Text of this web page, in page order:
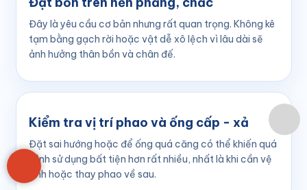
Đây là yêu cầu cơ bản nhưng rất quan trọng. Không kê
tạm bằng gạch rời hoặc vật dễ xô lệch vì lâu dài sẽ
ảnh hưởng thân bồn và chân đế.
Kiểm tra vị trí phao và ống cấp - xả
Đặt sai hướng hoặc để ống quá căng có thể khiến quá
trình sử dụng bất tiện hơn rất nhiều, nhất là khi cần vệ
sinh hoặc thay phao về sau.